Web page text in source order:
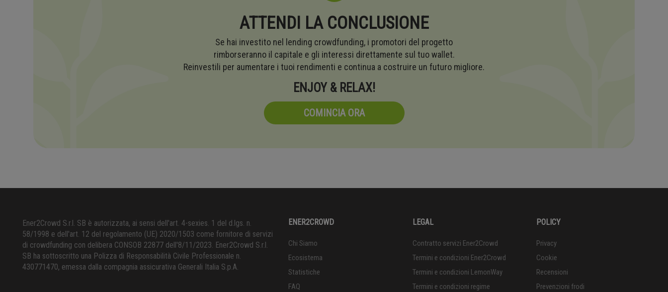
ATTENDI LA CONCLUSIONE
Se hai investito nel lending crowdfunding, i promotori del progetto
rimborseranno il capitale e gli interessi direttamente sul tuo wallet.
Reinvestili per aumentare i tuoi rendimenti e continua a costruire un futuro migliore.
ENJOY & RELAX!
COMINCIA ORA
Ener2Crowd S.r.l. SB è autorizzata, ai sensi dell'art. 4-sexies. 1 del d.lgs. n.
58/1998 e dell'art. 12 del regolamento (UE) 2020/1503 come fornitore di servizi
di crowdfunding con delibera CONSOB 22877 dell'8/11/2023. Ener2Crowd S.r.l.
SB ha sottoscritto una Polizza di Responsabilità Civile Professionale n.
430771470, emessa dalla compagnia assicurativa Generali Italia S.p.A.
ENER2CROWD
Chi Siamo
Ecosistema
Statistiche
FAQ
LEGAL
Contratto servizi Ener2Crowd
Termini e condizioni Ener2Crowd
Termini e condizioni LemonWay
Termini e condizioni regime
POLICY
Privacy
Cookie
Recensioni
Prevenzioni frodi